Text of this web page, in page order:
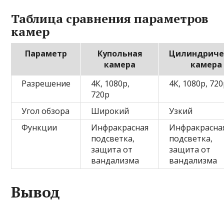
Таблица сравнения параметров
камер
Параметр
Купольная
камера
камера
Разрешение
4К, 1080p,
720p
4К, 1080p,
Угол обзора Широкий
Узкий
Функции
Инфракрасная
подсветка,
защита от
вандализма
подсветка,
защита от
вандализма
Вывод